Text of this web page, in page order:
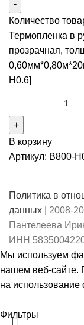
Количество
Термопленка в
прозрачная,
H0.6]
В корзину
Артикул: B800-
Политика в
данных | 2008-
Пантелеева
ИНН
Мы используем
нашем веб-сайте.
на
Фильтры